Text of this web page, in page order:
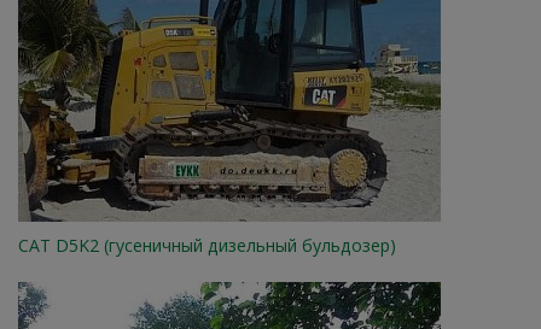
CАТ D5K2 (гусеничный дизельный бульдозер)